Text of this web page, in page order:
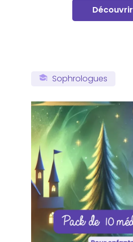
Découvrir
Sophrologues